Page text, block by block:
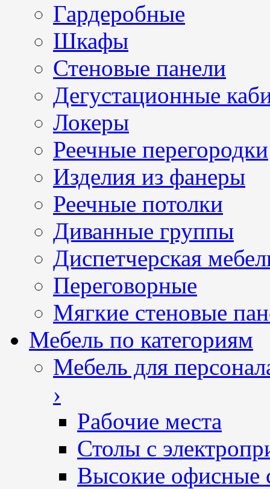
Гардеробные
Шкафы
Стеновые панели
Дегустационные
Локеры
Реечные перегородки
Изделия из фанеры
Реечные потолки
Диванные группы
Диспетчерская
Переговорные
Мягкие стеновые
Мебель по категориям
Мебель для
›
Рабочие места
Столы с
Высокие офисные